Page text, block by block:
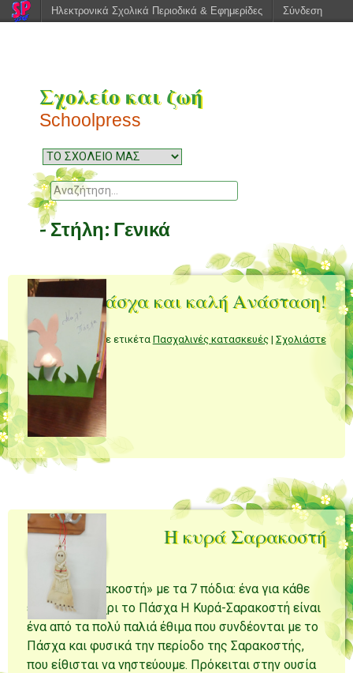
Σχολείο και ζωή
Schoolpress
Μενού
Μεταπηδήστε
στο
περιεχόμενο
Αναζητηση
- Στήλη: Γενικά
Kαλό Πάσχα και καλή Ανάσταση!
Με ετικέτα Πασχαλινές κατασκευές | Σχολιάστε
Η κυρά Σαρακοστή
Η «κυρά Σαρακοστή» με τα 7 πόδια: ένα για κάθε
εβδομάδα μέχρι το Πάσχα Η Κυρά-Σαρακοστή είναι
ένα από τα πολύ παλιά έθιμα που συνδέονται με το
Πάσχα και φυσικά την περίοδο της Σαρακοστής,
που είθισται να νηστεύουμε. Πρόκειται στην ουσία
Ηλεκτρονικά Σχολικά Περιοδικά & Εφημερίδες Σύνδεση